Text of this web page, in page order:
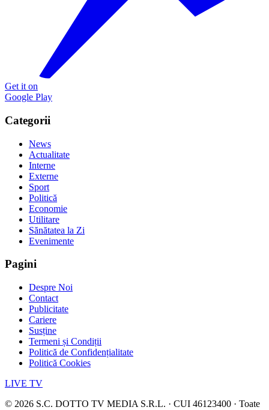
Get it on
Google Play
Categorii
News
Actualitate
Interne
Externe
Sport
Politică
Economie
Utilitare
Sănătatea la Zi
Evenimente
Pagini
Despre Noi
Contact
Publicitate
Cariere
Susține
Termeni și Condiții
Politică de Confidențialitate
Politică Cookies
LIVE TV
© 2026 S.C. DOTTO TV MEDIA S.R.L. · CUI 46123400 · Toate